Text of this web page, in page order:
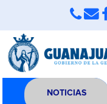
NOTICIAS